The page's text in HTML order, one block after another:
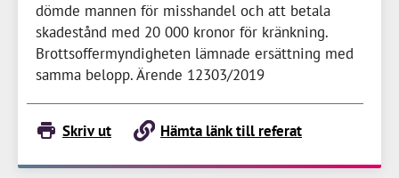
dömde mannen för misshandel och att betala
skadestånd med 20 000 kronor för kränkning.
Brottsoffermyndigheten lämnade ersättning med
samma belopp. Ärende 12303/2019
Skriv ut Hämta länk till referat